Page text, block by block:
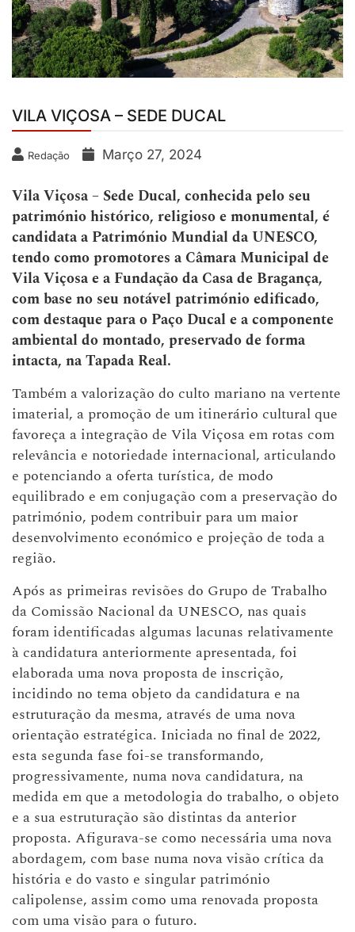
VILA VIÇOSA – SEDE DUCAL
Redação Março 27, 2024
Vila Viçosa – Sede Ducal, conhecida pelo seu
património histórico, religioso e monumental, é
candidata a Património Mundial da UNESCO,
tendo como promotores a Câmara Municipal de
Vila Viçosa e a Fundação da Casa de Bragança,
com base no seu notável património edificado,
com destaque para o Paço Ducal e a componente
ambiental do montado, preservado de forma
intacta, na Tapada Real.
Também a valorização do culto mariano na vertente
imaterial, a promoção de um itinerário cultural que
favoreça a integração de Vila Viçosa em rotas com
relevância e notoriedade internacional, articulando
e potenciando a oferta turística, de modo
equilibrado e em conjugação com a preservação do
património, podem contribuir para um maior
desenvolvimento económico e projeção de toda a
região.
Após as primeiras revisões do Grupo de Trabalho
da Comissão Nacional da UNESCO, nas quais
foram identificadas algumas lacunas relativamente
à candidatura anteriormente apresentada, foi
elaborada uma nova proposta de inscrição,
incidindo no tema objeto da candidatura e na
estruturação da mesma, através de uma nova
orientação estratégica. Iniciada no final de 2022,
esta segunda fase foi-se transformando,
progressivamente, numa nova candidatura, na
medida em que a metodologia do trabalho, o objeto
e a sua estruturação são distintas da anterior
proposta. Afigurava-se como necessária uma nova
abordagem, com base numa nova visão crítica da
história e do vasto e singular património
calipolense, assim como uma renovada proposta
com uma visão para o futuro.